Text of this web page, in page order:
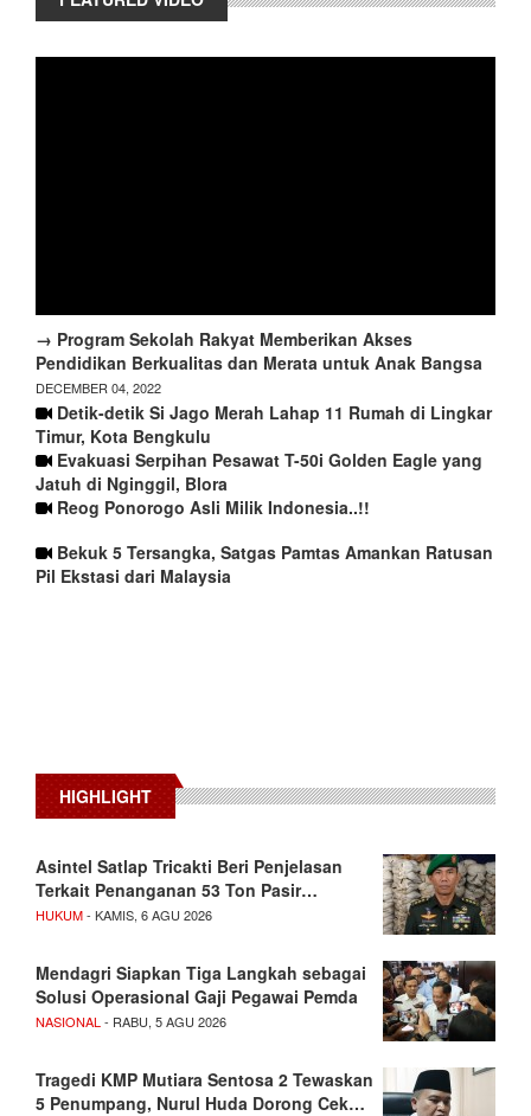
→ Program Sekolah Rakyat Memberikan Akses
Pendidikan Berkualitas dan Merata untuk Anak Bangsa
DECEMBER 04, 2022
Detik-detik Si Jago Merah Lahap 11 Rumah di Lingkar
Timur, Kota Bengkulu
Evakuasi Serpihan Pesawat T-50i Golden Eagle yang
Jatuh di Nginggil, Blora
Reog Ponorogo Asli Milik Indonesia..!!
Bekuk 5 Tersangka, Satgas Pamtas Amankan Ratusan
Pil Ekstasi dari Malaysia
HIGHLIGHT
Asintel Satlap Tricakti Beri Penjelasan
Terkait Penanganan 53 Ton Pasir…
HUKUM- KAMIS, 6 AGU 2026
Mendagri Siapkan Tiga Langkah sebagai
Solusi Operasional Gaji Pegawai Pemda
NASIONAL - RABU, 5 AGU 2026
Tragedi KMP Mutiara Sentosa 2 Tewaskan
5 Penumpang, Nurul Huda Dorong Cek…